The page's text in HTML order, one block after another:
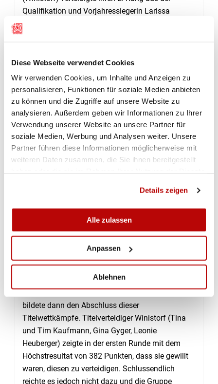
Diese Webseite verwendet Cookies
Wir verwenden Cookies, um Inhalte und Anzeigen zu
personalisieren, Funktionen für soziale Medien anbieten
zu können und die Zugriffe auf unsere Website zu
analysieren. Außerdem geben wir Informationen zu Ihrer
Verwendung unserer Website an unsere Partner für
soziale Medien, Werbung und Analysen weiter. Unsere
Partner führen diese Informationen möglicherweise mit
weiteren Daten zusammen, die Sie ihnen bereitgestellt
Details zeigen
Alle zulassen
Anpassen
Ablehnen
Qualifikation und Vorjahressiegerin Larissa
Finalberechtigten nur fünf Punkte, d. h. auch hier
war die Ausgangslage sehr spannend. Dabei
erreichten Florian Pfister (Obergösgen) und Tim
Kaufmann (Winistorf) je 190 Punkte. Ähnlich wie
im anderen Final setzten sich am Schluss die
routiniertesten Junioren durch und erreichten die
begehrten Podestplätze. Während der Führende
Kaufmann (Winistorf), die den letzten Finalplatz
erobert hatte, und gewann die Broncemedaille.
Silber ging an Simon Zellweger (Balsthal-Klus),
während der Bruder von Tina, Tim Kaufmann
während des ganzen Finals in Führung lag und
somit nicht nur Gold gewann, sondern auch seinen
Vorjahrestitel verteidigen konnte.
bildete dann den Abschluss dieser
Titelwettkämpfe. Titelverteidiger Winistorf (Tina
und Tim Kaufmann, Gina Gyger, Leonie
Heuberger) zeigte in der ersten Runde mit dem
Höchstresultat von 382 Punkten, dass sie gewillt
waren, diesen zu verteidigen. Schlussendlich
reichte es jedoch nicht dazu und die Gruppe